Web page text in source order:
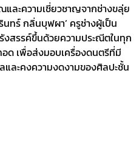
ละความเชี่ยวชาญจากช่างขลุ่ย
ทร์ กลิ่นบุฟผา’ ครูช่างผู้เป็น
งสรรค์ขึ้นด้วยความประณีตในทุก
ด เพื่อส่งมอบเครื่องดนตรีที่มี
ละคงความงดงามของศิลปะชั้น